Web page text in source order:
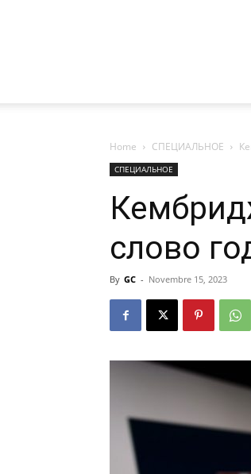
Home СПЕЦИАЛЬНОЕ
СПЕЦИАЛЬНОЕ
слово
By GC - Novembre 15, 2023